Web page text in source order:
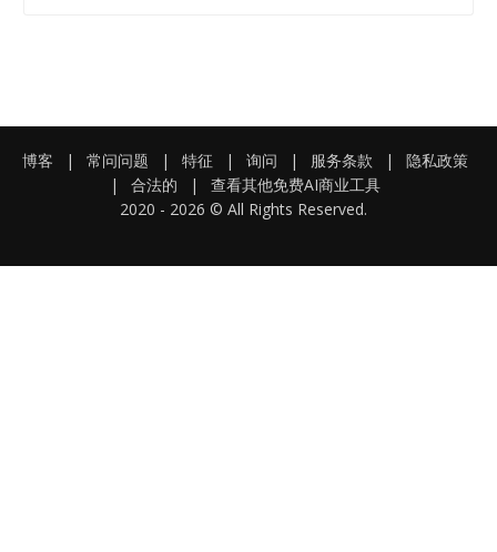
博客 | 常问问题 | 特征 | 询问 | 服务条款 |
隐私政策
|
合法的 |
查看其他免费AI商业工具
2020 - 2026 © All Rights Reserved.